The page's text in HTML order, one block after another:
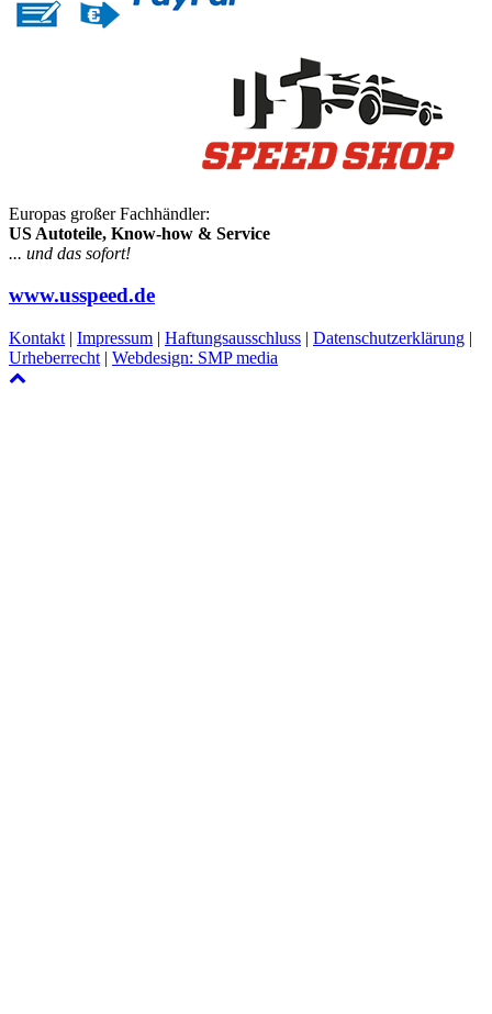
Europas großer Fachhändler:
US Autoteile, Know-how & Service
... und das sofort!
www.usspeed.de
Kontakt | Impressum | Haftungsausschluss | Datenschutzerklärung |
Urheberrecht | Webdesign: SMP media